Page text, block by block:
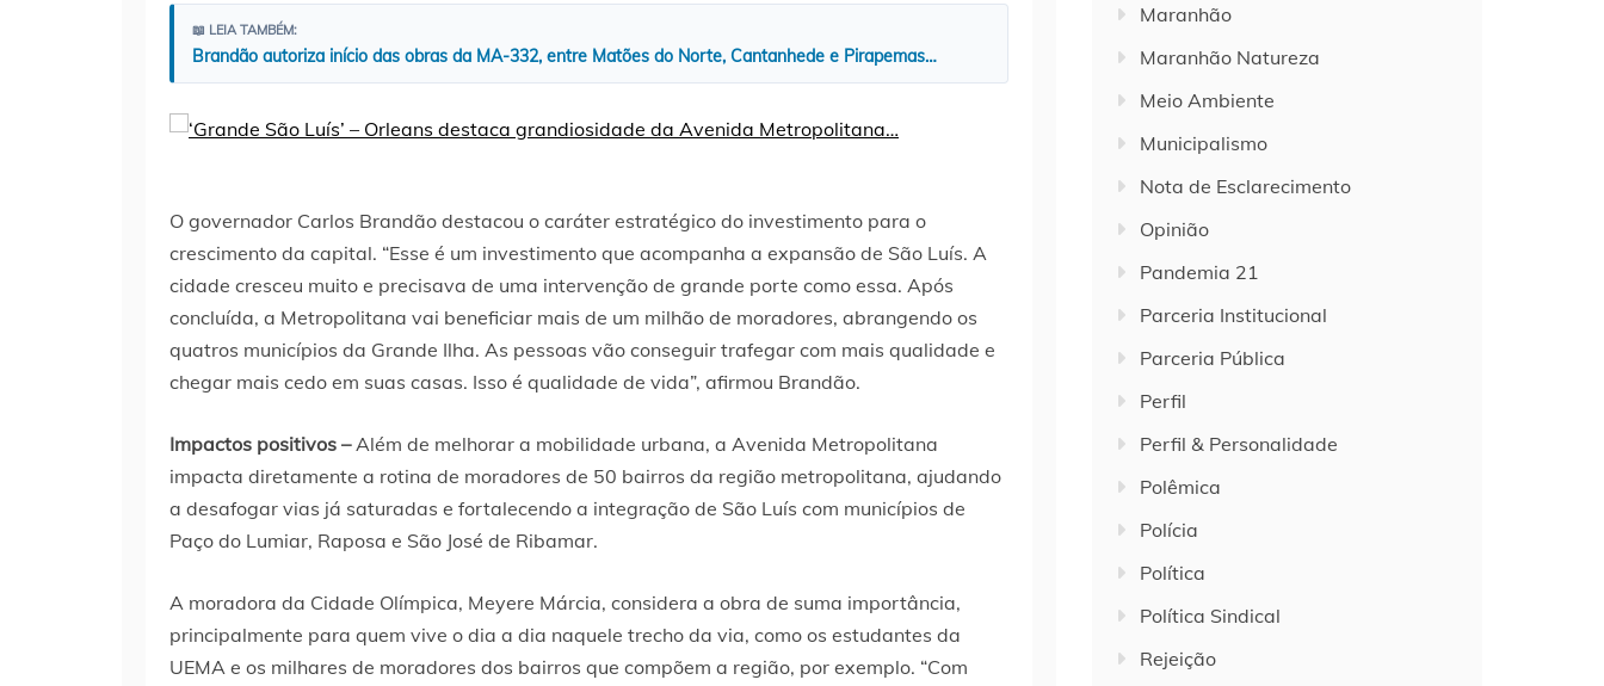
📖 LEIA TAMBÉM:
Brandão autoriza início das obras da MA-332, entre Matões do Norte, Cantanhede e Pirapemas…
O governador Carlos Brandão destacou o caráter estratégico do investimento para o
crescimento da capital. “Esse é um investimento que acompanha a expansão de São Luís. A
cidade cresceu muito e precisava de uma intervenção de grande porte como essa. Após
concluída, a Metropolitana vai beneficiar mais de um milhão de moradores, abrangendo os
quatros municípios da Grande Ilha. As pessoas vão conseguir trafegar com mais qualidade e
chegar mais cedo em suas casas. Isso é qualidade de vida”, afirmou Brandão.
Impactos positivos –Além de melhorar a mobilidade urbana, a Avenida Metropolitana
impacta diretamente a rotina de moradores de 50 bairros da região metropolitana, ajudando
a desafogar vias já saturadas e fortalecendo a integração de São Luís com municípios de
Paço do Lumiar, Raposa e São José de Ribamar.
A moradora da Cidade Olímpica, Meyere Márcia, considera a obra de suma importância,
principalmente para quem vive o dia a dia naquele trecho da via, como os estudantes da
UEMA e os milhares de moradores dos bairros que compõem a região, por exemplo. “Com
Maranhão
Maranhão Natureza
Meio Ambiente
Municipalismo
Nota de Esclarecimento
Opinião
Pandemia 21
Parceria Institucional
Parceria Pública
Perfil
Perfil & Personalidade
Polêmica
Polícia
Política
Política Sindical
Rejeição